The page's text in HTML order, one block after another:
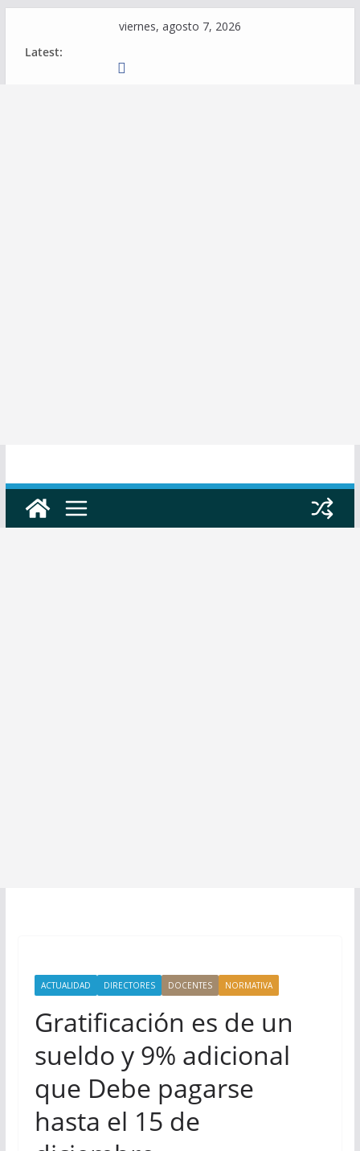
viernes, agosto 7, 2026
Latest:
ACTUALIDAD DIRECTORES DOCENTES NORMATIVA
Gratificación es de un
sueldo y 9% adicional
que Debe pagarse
hasta el 15 de